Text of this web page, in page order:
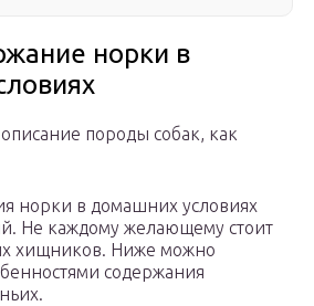
норки в
породы собак, как
норки в домашних условиях
Не каждому желающему стоит
хищников. Ниже можно
содержания